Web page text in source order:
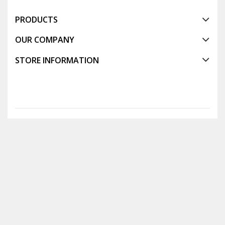
PRODUCTS
OUR COMPANY
STORE INFORMATION